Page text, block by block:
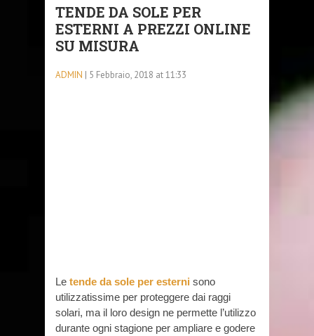
TENDE DA SOLE PER
ESTERNI A PREZZI ONLINE
SU MISURA
ADMIN | 5 Febbraio, 2018 at 11:33
Le tende da sole per esterni sono
utilizzatissime per proteggere dai raggi
solari, ma il loro design ne permette l’utilizzo
durante ogni stagione per ampliare e godere